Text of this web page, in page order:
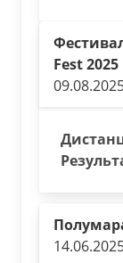
Fest 2025